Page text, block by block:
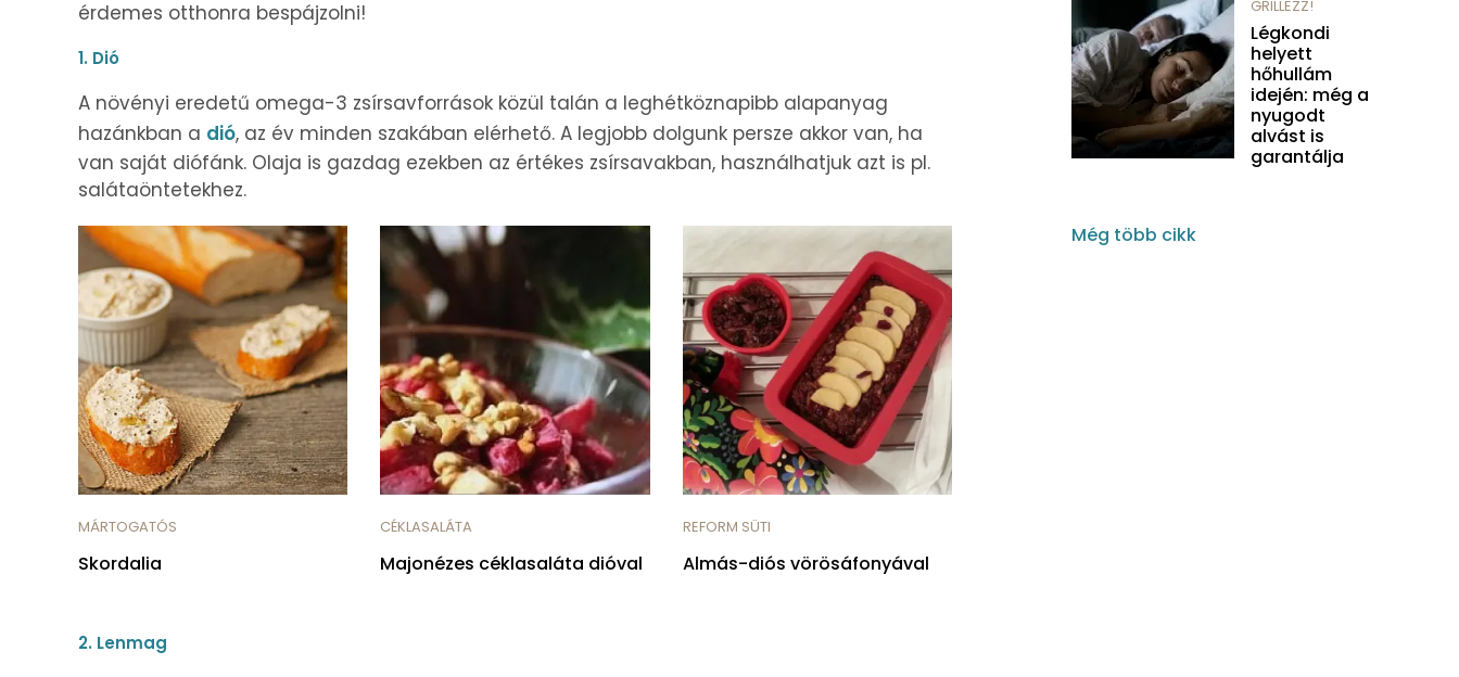
érdemes otthonra bespájzolni!
1. Dió
A növényi eredetű omega-3 zsírsavforrások közül talán a leghétköznapibb alapanyag
hazánkban a dió, az év minden szakában elérhető. A legjobb dolgunk persze akkor van, ha
van saját diófánk. Olaja is gazdag ezekben az értékes zsírsavakban, használhatjuk azt is pl.
salátaöntetekhez.
MÁRTOGATÓS
Skordalia
CÉKLASALÁTA
Majonézes céklasaláta dióval
REFORM SÜTI
Almás-diós vörösáfonyával
2. Lenmag
GRILLEZZ!
Légkondi
helyett
hőhullám
idején: még a
nyugodt
alvást is
garantálja
Még több cikk